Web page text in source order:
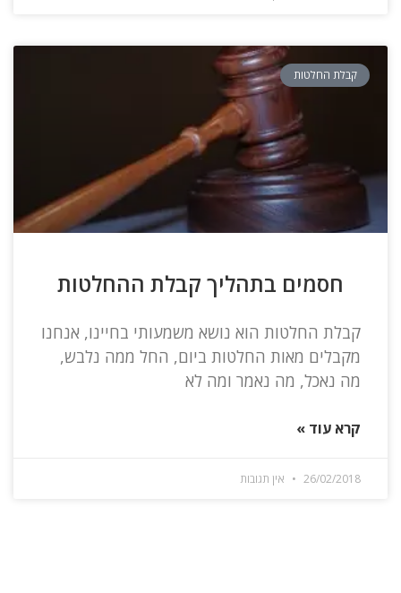
קבלת החלטות
חסמים בתהליך קבלת ההחלטות
קבלת החלטות הוא נושא משמעותי בחיינו, אנחנו
מקבלים מאות החלטות ביום, החל ממה נלבש,
מה נאכל, מה נאמר ומה לא
קרא עוד »
26/02/2018 אין תגובות